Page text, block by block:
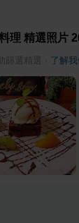
理 精選照片
篩選精選 了解